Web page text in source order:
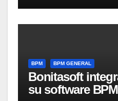
BPM BPM GENERAL
Bonitasoft
su software BPM